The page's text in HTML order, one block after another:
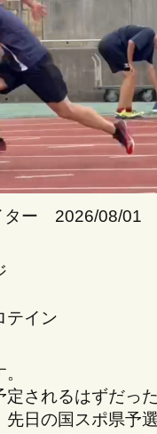
ー 2026/08/01
テイン
されるはずだっ
日の国スポ県予